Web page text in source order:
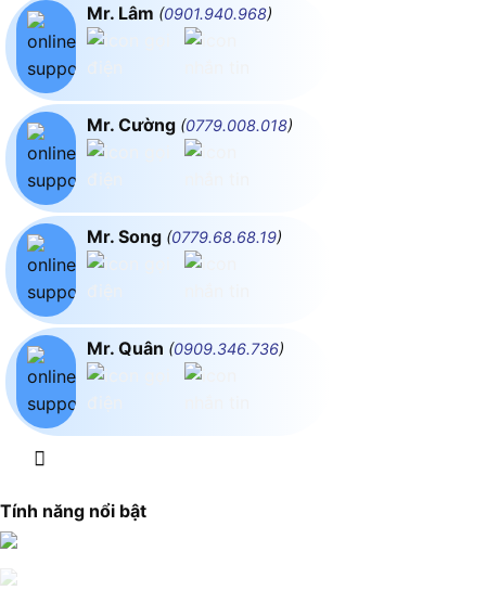
Mr. Lâm (0901.940.968)
Mr. Cường (0779.008.018)
Mr. Song (0779.68.68.19)
Mr. Quân (0909.346.736)
Tính năng nổi bật